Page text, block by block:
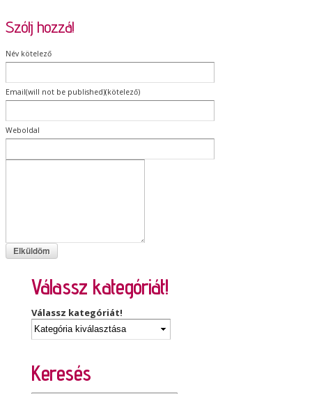
Szólj hozzá!
Név kötelező
Email(will not be published)(kötelező)
Weboldal
Válassz kategóriát!
Válassz kategóriát!
Keresés